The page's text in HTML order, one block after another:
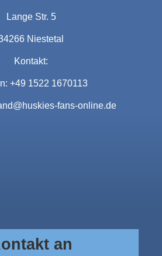
Lange Str. 5
Niestetal
Kontakt:
+49 1522 1670113
fans-online.de
an